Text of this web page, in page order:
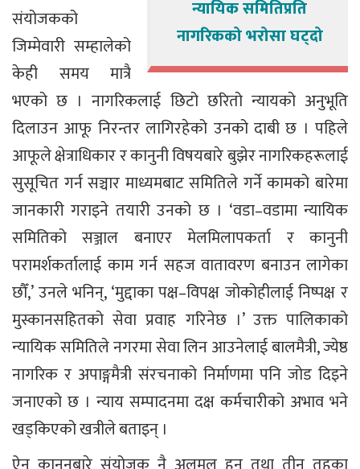
न्यायिक समितिप्रति
नागरिकको भरोसा घट्दो
संयोजकको
जिम्मेवारी सम्हालेको
केही समय मात्रै
भएको छ । नागरिकलाई छिटो छरितो न्यायको अनुभूति
दिलाउन आफू निरन्तर लागिरहेको उनको दाबी छ । पहिले
आफूले क्षेत्राधिकार र कानुनी विषयबारे बुझेर नागरिकहरूलाई
सुसूचित गर्न सञ्चार माध्यमबाट समितिले गर्ने कामको बारेमा
जानकारी गराइने तयारी उनको छ । ‘वडा–वडामा न्यायिक
समितिको सञ्जाल बनाएर मेलमिलापकर्ता र कानुनी
परामर्शकर्तालाई काम गर्न सहज वातावरण बनाउन लागेका
छौँ,’ उनले भनिन्, ‘मुद्दाका पक्ष–विपक्ष जोकोहीलाई निष्पक्ष र
मुस्कानसहितको सेवा प्रवाह गरिनेछ ।’ उक्त पालिकाको
न्यायिक समितिले नगरमा सेवा लिन आउनेलाई बालमैत्री, ज्येष्ठ
नागरिक र अपाङ्गमैत्री संरचनाको निर्माणमा पनि जोड दिइने
जनाएको छ । न्याय सम्पादनमा दक्ष कर्मचारीको अभाव भने
खड्किएको खत्रीले बताइन् ।